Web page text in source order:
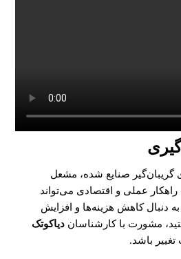
گریبان‌گیر صنایع شده، مشعل
عملی و اقتصادی می‌تواند
دنبال کاهش هزینه‌ها و افزایش
مشورت با کارشناساندیاکوتک
باشد.